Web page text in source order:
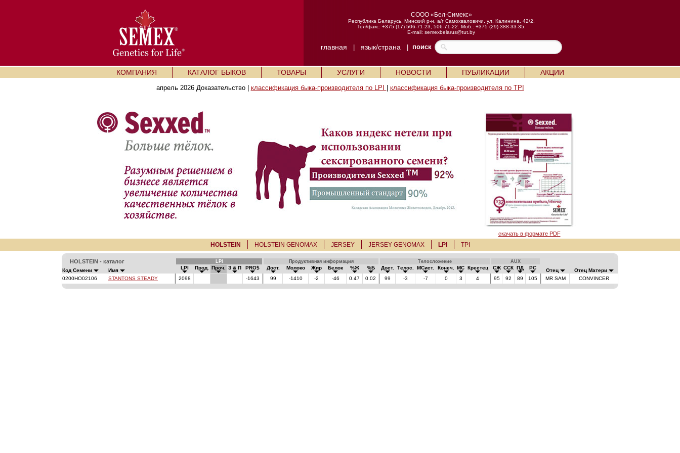
СООО «Бел-Симекс»
Республика Беларусь, Минский р-н, а/г Самохваловичи, ул. Калинина, 42/2,
Тел/факс: +375 (17) 506-71-23, 506-71-22. Моб.: +375 (29) 388-33-35.
E-mail: semexbelarus@tut.by
главная язык/страна| поиск
КОМПАНИЯ КАТАЛОГ БЫКОВ ТОВАРЫ УСЛУГИ НОВОСТИ ПУБЛИКАЦИИ АКЦИИ
апрель 2026 Доказательство | классификация быка-производителя по LPI классификация быка-производителя по TPI
скачать в формате PDF
HOLSTEIN HOLSTEIN GENOMAX JERSEY JERSEY GENOMAX LPI TPI
HOLSTEIN - каталог LPI Продуктивная информация Телосложение AUX
Код Семени Имя LPI Прод. Проч. З & П PRO$ Дост. Молоко Жир Белок %Ж %Б Дост. Телос. МСист. Конеч. МС Крестец СЖ ССК ПД РС Отец
Отец Матери
0200HO02106
STANTONS STEADY 2098 -1643 99 -1410 -2 -46 0.47 0.02 99 -3 -7 0 3 4 95 92 89 105 MR SAM CONVINCER